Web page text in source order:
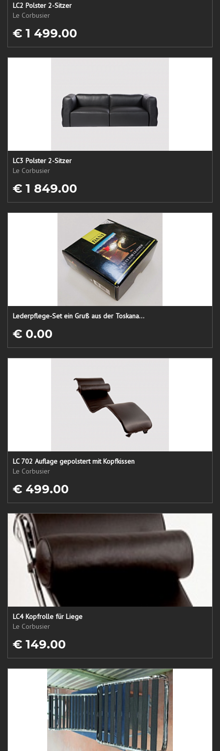
LC2 Polster 2-Sitzer
Le Corbusier
€ 1 499.00
LC3 Polster 2-Sitzer
Le Corbusier
€ 1 849.00
Lederpflege-Set ein Gruß aus der Toskana...
€ 0.00
LC 702 Auflage gepolstert mit Kopfkissen
Le Corbusier
€ 499.00
LC4 Kopfrolle für Liege
Le Corbusier
€ 149.00